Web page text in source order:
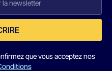
que vous acceptez nos